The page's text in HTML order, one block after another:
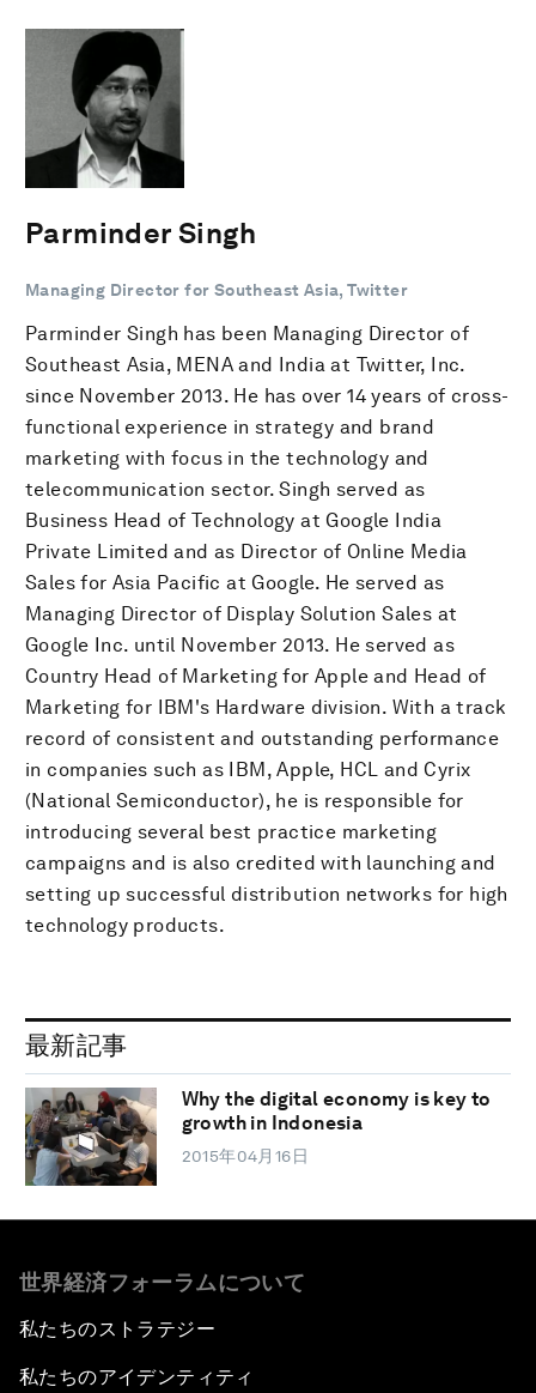
Parminder Singh
Managing Director for Southeast Asia, Twitter
Parminder Singh has been Managing Director of
Southeast Asia, MENA and India at Twitter, Inc.
since November 2013. He has over 14 years of cross-
functional experience in strategy and brand
marketing with focus in the technology and
telecommunication sector. Singh served as
Business Head of Technology at Google India
Private Limited and as Director of Online Media
Sales for Asia Pacific at Google. He served as
Managing Director of Display Solution Sales at
Google Inc. until November 2013. He served as
Country Head of Marketing for Apple and Head of
Marketing for IBM's Hardware division. With a track
record of consistent and outstanding performance
in companies such as IBM, Apple, HCL and Cyrix
(National Semiconductor), he is responsible for
introducing several best practice marketing
campaigns and is also credited with launching and
setting up successful distribution networks for high
technology products.
最新記事
Why the digital economy is key to
growth in Indonesia
2015年04月16日
世界経済フォーラムについて
私たちのストラテジー
私たちのアイデンティティ